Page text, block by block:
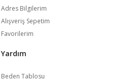
Adres Bilgilerim
Alışveriş Sepetim
Favorilerim
Yardım
Beden Tablosu